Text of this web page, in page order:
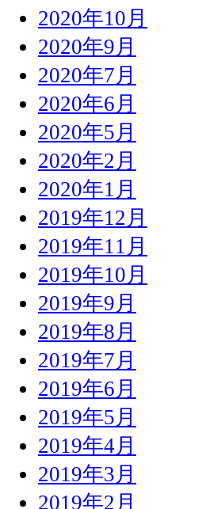
2020年10月
2020年9月
2020年7月
2020年6月
2020年5月
2020年2月
2020年1月
2019年12月
2019年11月
2019年10月
2019年9月
2019年8月
2019年7月
2019年6月
2019年5月
2019年4月
2019年3月
2019年2月